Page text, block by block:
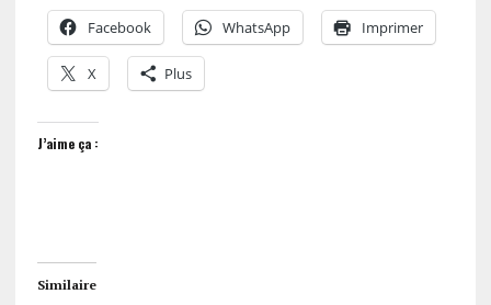
Facebook WhatsApp Imprimer
X Plus
J’aime ça :
Similaire